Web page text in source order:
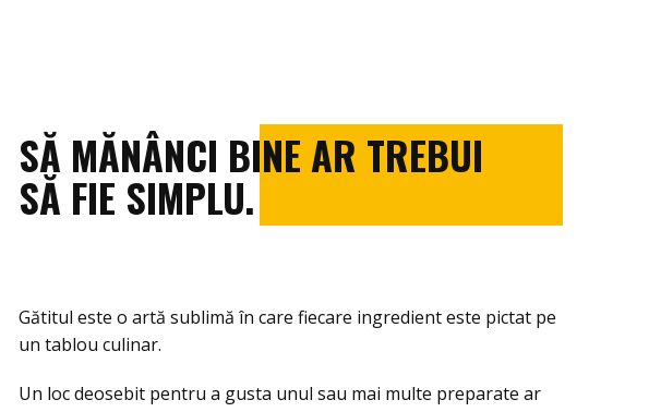
SĂ MĂNÂNCI BINE AR TREBUI
SĂ FIE SIMPLU.
Gătitul este o artă sublimă în care fiecare ingredient este pictat pe
un tablou culinar.
Un loc deosebit pentru a gusta unul sau mai multe preparate ar